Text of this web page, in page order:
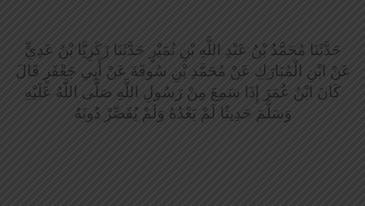
حَدَّثَنَا مُحَمَّدُ بْنُ عَبْدِ اللَّهِ بْنِ نُمَيْرٍ حَدَّثَنَا زَكَرِيَّا بْنُ عَدِيٍّ
عَنْ ابْنِ الْمُبَارَكِ عَنْ مُحَمَّدِ بْنِ سُوقَةَ عَنْ أَبِي جَعْفَرٍ قَالَ
كَانَ ابْنُ عُمَرَ إِذَا سَمِعَ مِنْ رَسُولِ اللَّهِ صَلَّى اللَّهُ عَلَيْهِ
وَسَلَّمَ حَدِيثًا لَمْ يَعْدُهُ وَلَمْ يُقَصِّرْ دُونَهُ